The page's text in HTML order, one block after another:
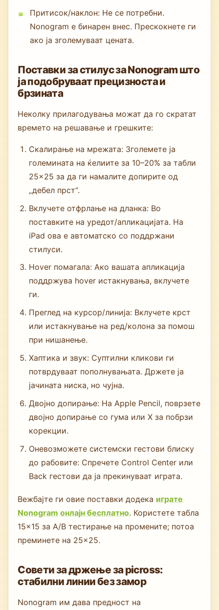
Притисок/наклон: Не се потребни.
Nonogram е бинарен внес. Прескокнете ги
ако ја зголемуваат цената.
Поставки за стилус за Nonogram што
ја подобруваат прецизноста и
брзината
Неколку прилагодувања можат да го скратат
времето на решавање и грешките:
Скалирање на мрежата: Зголемете ја
големината на ќелиите за 10–20% за табли
25×25 за да ги намалите допирите од
„дебел прст“.
Вклучете отфрлање на дланка: Во
поставките на уредот/апликацијата. На
iPad ова е автоматско со поддржани
стилуси.
Hover помагала: Ако вашата апликација
поддржува hover истакнувања, вклучете
ги.
Преглед на курсор/линија: Вклучете крст
или истакнување на ред/колона за помош
при нишанење.
Хаптика и звук: Суптилни кликови ги
потврдуваат пополнувањата. Држете ја
јачината ниска, но чујна.
Двојно допирање: На Apple Pencil, поврзете
двојно допирање со гума или X за побрзи
корекции.
Оневозможете системски гестови блиску
до рабовите: Спречете Control Center или
Back гестови да ја прекинуваат играта.
Вежбајте ги овие поставки додека играте
Nonogram онлајн бесплатно. Користете табла
15×15 за A/B тестирање на промените; потоа
преминете на 25×25.
Совети за држење за picross:
стабилни линии без замор
Nonogram им дава предност на